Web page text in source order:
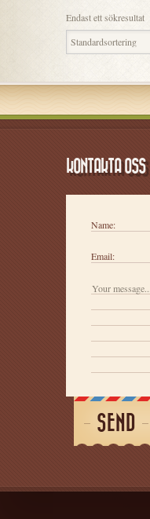
Endast ett sökresultat
KONTAKTA OSS
Name:
Email:
SEND